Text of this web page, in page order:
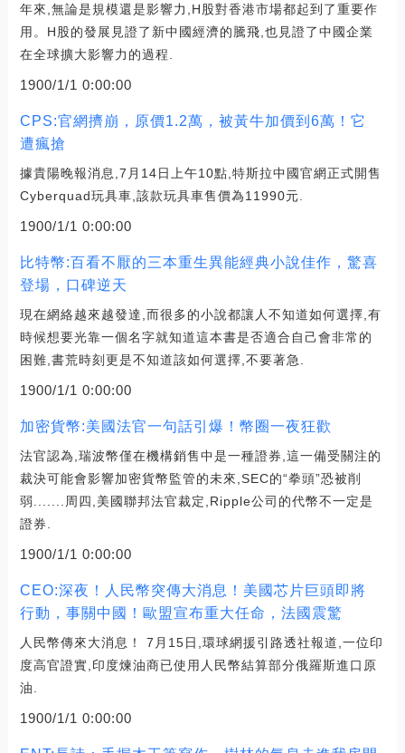
年來,無論是規模還是影響力,H股對香港市場都起到了重要作
用。H股的發展見證了新中國經濟的騰飛,也見證了中國企業
在全球擴大影響力的過程.
1900/1/1 0:00:00
CPS:官網擠崩，原價1.2萬，被黃牛加價到6萬！它
遭瘋搶
據貴陽晚報消息,7月14日上午10點,特斯拉中國官網正式開售
Cyberquad玩具車,該款玩具車售價為11990元.
1900/1/1 0:00:00
比特幣:百看不厭的三本重生異能經典小說佳作，驚喜
登場，口碑逆天
現在網絡越來越發達,而很多的小說都讓人不知道如何選擇,有
時候想要光靠一個名字就知道這本書是否適合自己會非常的
困難,書荒時刻更是不知道該如何選擇,不要著急.
1900/1/1 0:00:00
加密貨幣:美國法官一句話引爆！幣圈一夜狂歡
法官認為,瑞波幣僅在機構銷售中是一種證券,這一備受關注的
裁決可能會影響加密貨幣監管的未來,SEC的“拳頭”恐被削
弱.......周四,美國聯邦法官裁定,Ripple公司的代幣不一定是
證券.
1900/1/1 0:00:00
CEO:深夜！人民幣突傳大消息！美國芯片巨頭即將
行動，事關中國！歐盟宣布重大任命，法國震驚
人民幣傳來大消息！ 7月15日,環球網援引路透社報道,一位印
度高官證實,印度煉油商已使用人民幣結算部分俄羅斯進口原
油.
1900/1/1 0:00:00